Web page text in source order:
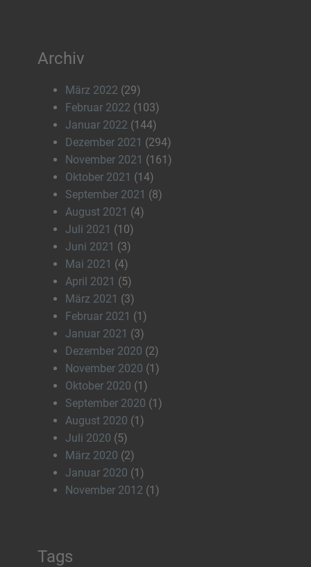
Archiv
März 2022 (29)
Februar 2022 (103)
Januar 2022 (144)
Dezember 2021 (294)
November 2021 (161)
Oktober 2021 (14)
September 2021 (8)
August 2021 (4)
Juli 2021 (10)
Juni 2021 (3)
Mai 2021 (4)
April 2021 (5)
März 2021 (3)
Februar 2021 (1)
Januar 2021 (3)
Dezember 2020 (2)
November 2020 (1)
Oktober 2020 (1)
September 2020 (1)
August 2020 (1)
Juli 2020 (5)
März 2020 (2)
Januar 2020 (1)
November 2012 (1)
Tags